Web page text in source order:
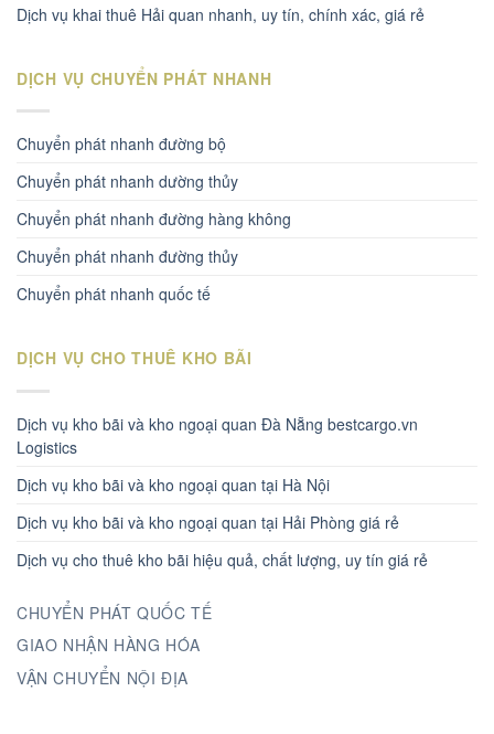
Dịch vụ khai thuê Hải quan nhanh, uy tín, chính xác, giá rẻ
DỊCH VỤ CHUYỂN PHÁT NHANH
Chuyển phát nhanh đường bộ
Chuyển phát nhanh dường thủy
Chuyển phát nhanh đường hàng không
Chuyển phát nhanh đường thủy
Chuyển phát nhanh quốc tế
DỊCH VỤ CHO THUÊ KHO BÃI
Dịch vụ kho bãi và kho ngoại quan Đà Nẵng bestcargo.vn
Logistics
Dịch vụ kho bãi và kho ngoại quan tại Hà Nội
Dịch vụ kho bãi và kho ngoại quan tại Hải Phòng giá rẻ
Dịch vụ cho thuê kho bãi hiệu quả, chất lượng, uy tín giá rẻ
CHUYỂN PHÁT QUỐC TẾ
GIAO NHẬN HÀNG HÓA
VẬN CHUYỂN NỘI ĐỊA